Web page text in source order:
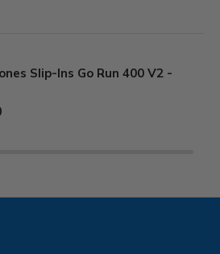
Slip-Ins Go Run 400 V2 -